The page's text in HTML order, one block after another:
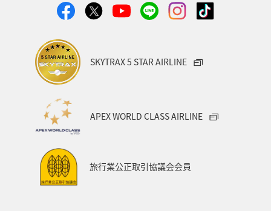
SKYTRAX 5 STAR AIRLINE
APEX WORLD CLASS AIRLINE
旅行業公正取引協議会会員